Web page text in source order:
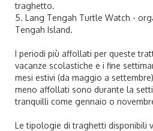
traghetto.
5. Lang Tengah Turtle Watch -
Tengah Island.
I periodi più affollati per queste
vacanze scolastiche e i fine
mesi estivi (da maggio a
meno affollati sono durante la
tranquilli come gennaio o
Le tipologie di traghetti disponibili